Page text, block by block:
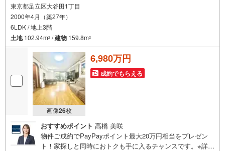
東京都足立区大谷田1丁目
2000年4月（築27年）
6LDK / 地上3階
土地102.94m2 /建物 159.8m2
画像26枚
6,980万円
成約でもらえる
おすすめポイント 高橋 美咲
物件ご成約でPayPayポイント最大20万円相当をプレゼン
ト！家探しと同時におトクも手に入るチャンスです。※詳し